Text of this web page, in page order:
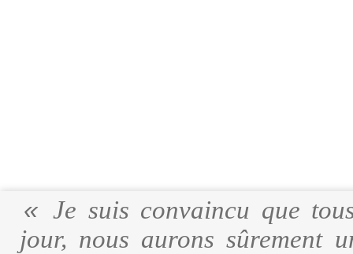
Je suis convaincu que
jour, nous aurons sûrement